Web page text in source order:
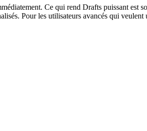
Ce qui rend Drafts puissant est
Pour les utilisateurs avancés qui veulent